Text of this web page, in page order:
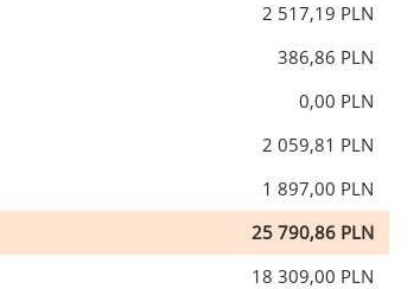
2 517,19 PLN
386,86 PLN
0,00 PLN
2 059,81 PLN
1 897,00 PLN
25 790,86 PLN
18 309,00 PLN